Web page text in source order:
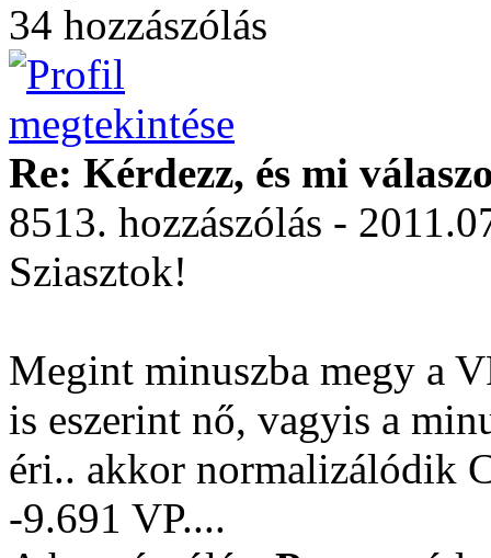
34 hozzászólás
Re: Kérdezz, és mi
8513. hozzászólás -
Sziasztok!
Megint minuszba megy a
is eszerint nő, vagyis a
éri.. akkor normalizálódik
-9.691 VP....